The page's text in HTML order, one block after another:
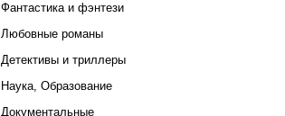
Фантастика и фэнтези
Любовные романы
Детективы и триллеры
Наука, Образование
Документальные